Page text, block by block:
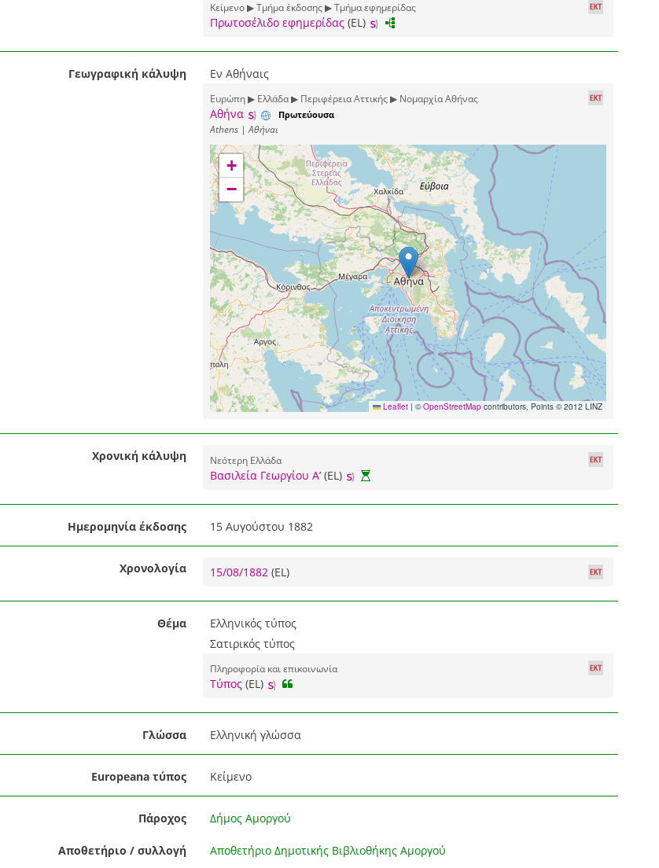
Κείμενο ▶ Τμήμα έκδοσης ▶ Τμήμα εφημερίδας
Πρωτοσέλιδο εφημερίδας(EL)
Γεωγραφική κάλυψη Εν Αθήναις
Ευρώπη ▶ Ελλάδα ▶ Περιφέρεια Αττικής ▶ Νομαρχία Αθήνας
Αθήνα Πρωτεύουσα
Athens | Αθήναι
+
−
Leaflet | ©OpenStreetMapcontributors, Points © 2012 LINZ
Χρονική κάλυψη Νεότερη Ελλάδα
Βασιλεία Γεωργίου Α’(EL)
Ημερομηνία έκδοσης 15 Αυγούστου 1882
Χρονολογία 15/08/1882 (EL)
Θέμα
Ελληνικός τύπος
Σατιρικός τύπος
Πληροφορία και επικοινωνία
Τύπος(EL)
Γλώσσα Ελληνική γλώσσα
Europeana τύπος Κείμενο
Πάροχος Δήμος Αμοργού
Αποθετήριο / συλλογή Αποθετήριο Δημοτικής Βιβλιοθήκης Αμοργού